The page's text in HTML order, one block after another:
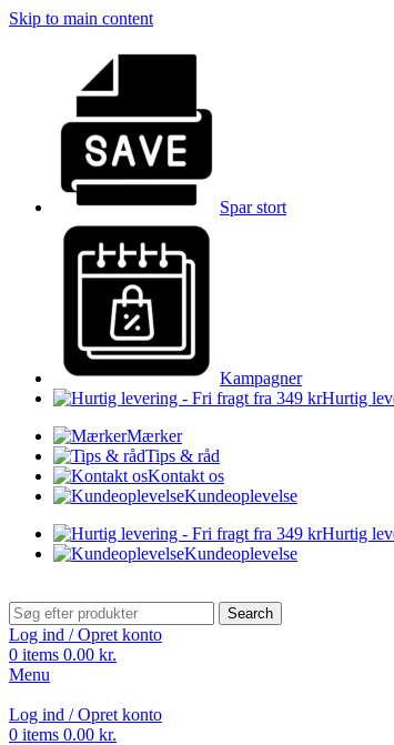
Skip to main content
Spar stort
Kampagner
Hurtig
Mærker
Tips & råd
Kontakt os
Kundeoplevelse
Hurtig
Kundeoplevelse
Search
Log ind / Opret konto
0 items 0.00 kr.
Menu
Log ind / Opret konto
0 items 0.00 kr.